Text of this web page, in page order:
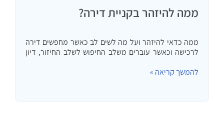
ממה להיזהר בקניית דירה?
ממה כדאי להיזהר ועל מה לשים לב כאשר מחפשים דירה
לרכישה וכאשר עוברים משלב החיפוש לשלב החיזור, דיון
להמשך קריאה »